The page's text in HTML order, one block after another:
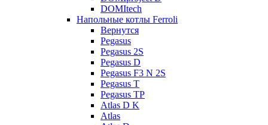
DOMItech
Напольные котлы Ferroli
Вернутся
Pegasus
Pegasus 2S
Pegasus D
Pegasus F3 N 2S
Pegasus T
Pegasus TP
Atlas D K
Atlas